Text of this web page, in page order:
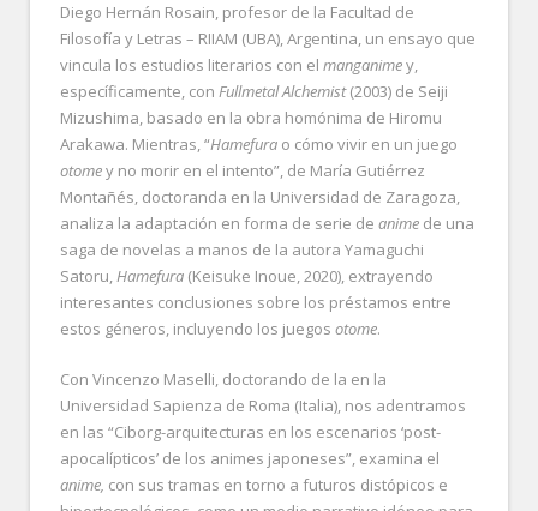
Diego Hernán Rosain, profesor de la Facultad de
Filosofía y Letras – RIIAM (UBA), Argentina, un ensayo que
vincula los estudios literarios con el manganimey,
específicamente, con Fullmetal Alchemist(2003) de Seiji
Mizushima, basado en la obra homónima de Hiromu
Arakawa. Mientras, “Hamefura o cómo vivir en un juego
otomey no morir en el intento”, de María Gutiérrez
Montañés, doctoranda en la Universidad de Zaragoza,
analiza la adaptación en forma de serie de anime de una
saga de novelas a manos de la autora Yamaguchi
Satoru,Hamefura (Keisuke Inoue, 2020), extrayendo
interesantes conclusiones sobre los préstamos entre
estos géneros, incluyendo los juegos otome.
Con Vincenzo Maselli, doctorando de la en la
Universidad Sapienza de Roma (Italia), nos adentramos
en las “Ciborg-arquitecturas en los escenarios ‘post-
apocalípticos’ de los animes japoneses”, examina el
anime, con sus tramas en torno a futuros distópicos e